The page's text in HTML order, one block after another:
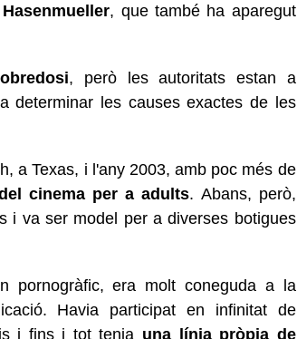
, que també ha aparegut
, però les autoritats estan a
determinar les causes exactes de les
a Texas, i l'any 2003, amb poc més de
cinema per a adults. Abans, però,
i va ser model per a diverses botigues
pornogràfic, era molt coneguda a la
Havia participat en infinitat de
i fins i tot tenia una línia pròpia de